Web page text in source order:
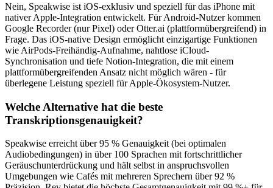
Nein, Speakwise ist iOS-exklusiv und speziell für das iPhone mit
nativer Apple-Integration entwickelt. Für Android-Nutzer kommen
Google Recorder (nur Pixel) oder Otter.ai (plattformübergreifend) in
Frage. Das iOS-native Design ermöglicht einzigartige Funktionen
wie AirPods-Freihändig-Aufnahme, nahtlose iCloud-
Synchronisation und tiefe Notion-Integration, die mit einem
plattformübergreifenden Ansatz nicht möglich wären - für
überlegene Leistung speziell für Apple-Ökosystem-Nutzer.
Welche Alternative hat die beste
Transkriptionsgenauigkeit?
Speakwise erreicht über 95 % Genauigkeit (bei optimalen
Audiobedingungen) in über 100 Sprachen mit fortschrittlicher
Geräuschunterdrückung und hält selbst in anspruchsvollen
Umgebungen wie Cafés mit mehreren Sprechern über 92 %